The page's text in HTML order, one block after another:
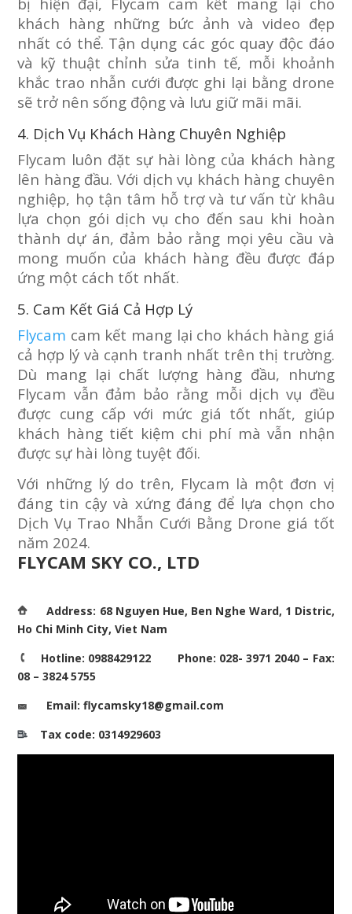
khách hàng những bức ảnh và video đẹp
nhất có thể. Tận dụng các góc quay độc đáo
và kỹ thuật chỉnh sửa tinh tế, mỗi khoảnh
khắc trao nhẫn cưới được ghi lại bằng drone
sẽ trở nên sống động và lưu giữ mãi mãi.
4. Dịch Vụ Khách Hàng Chuyên Nghiệp
Flycam luôn đặt sự hài lòng của khách hàng
lên hàng đầu. Với dịch vụ khách hàng chuyên
nghiệp, họ tận tâm hỗ trợ và tư vấn từ khâu
lựa chọn gói dịch vụ cho đến sau khi hoàn
thành dự án, đảm bảo rằng mọi yêu cầu và
mong muốn của khách hàng đều được đáp
ứng một cách tốt nhất.
5. Cam Kết Giá Cả Hợp Lý
Flycam cam kết mang lại cho khách hàng giá
cả hợp lý và cạnh tranh nhất trên thị trường.
Dù mang lại chất lượng hàng đầu, nhưng
Flycam vẫn đảm bảo rằng mỗi dịch vụ đều
được cung cấp với mức giá tốt nhất, giúp
khách hàng tiết kiệm chi phí mà vẫn nhận
được sự hài lòng tuyệt đối.
Với những lý do trên, Flycam là một đơn vị
đáng tin cậy và xứng đáng để lựa chọn cho
Dịch Vụ Trao Nhẫn Cưới Bằng Drone giá tốt
năm 2024.
FLYCAM SKY CO., LTD
Address: 68 Nguyen Hue, Ben Nghe Ward, 1 Distric,
Ho Chi Minh City, Viet Nam
Hotline: 0988429122 Phone: 028- 3971 2040 – Fax:
08 – 3824 5755
Email: flycamsky18@gmail.com
Tax code: 0314929603